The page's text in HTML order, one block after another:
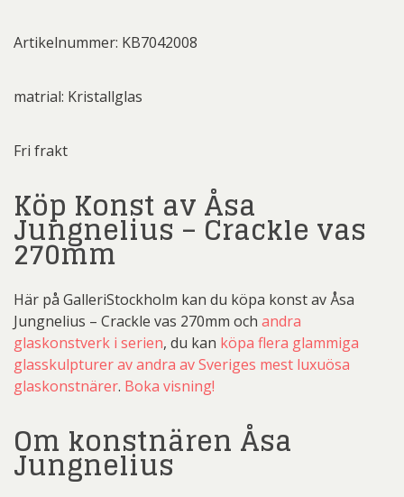
Artikelnummer: KB7042008
matrial: Kristallglas
Fri frakt
Köp Konst av Åsa
Jungnelius – Crackle vas
270mm
Här på GalleriStockholm kan du köpa konst av Åsa
Jungnelius – Crackle vas 270mm och andra
glaskonstverk i serien, du kan köpa flera glammiga
glasskulpturer av andra av Sveriges mest luxuösa
glaskonstnärer. Boka visning!
Om konstnären Åsa
Jungnelius